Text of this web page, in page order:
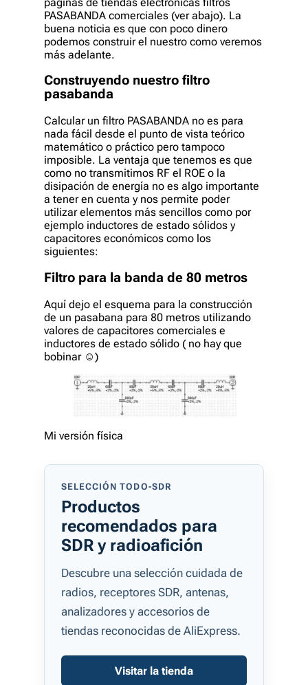
PASABANDA comerciales (ver abajo). La
buena noticia es que con poco dinero
podemos construir el nuestro como veremos
más adelante.
Construyendo nuestro filtro
pasabanda
Calcular un filtro PASABANDA no es para
nada fácil desde el punto de vista teórico
matemático o práctico pero tampoco
imposible. La ventaja que tenemos es que
como no transmitimos RF el ROE o la
disipación de energía no es algo importante
a tener en cuenta y nos permite poder
utilizar elementos más sencillos como por
ejemplo inductores de estado sólidos y
capacitores económicos como los
siguientes:
Filtro para la banda de 80 metros
Aquí dejo el esquema para la construcción
de un pasabana para 80 metros utilizando
valores de capacitores comerciales e
inductores de estado sólido ( no hay que
bobinar ☺)
Mi versión física
SELECCIÓN TODO-SDR
Productos
recomendados para
SDR y radioafición
Descubre una selección cuidada de
radios, receptores SDR, antenas,
analizadores y accesorios de
tiendas reconocidas de AliExpress.
Visitar la tienda